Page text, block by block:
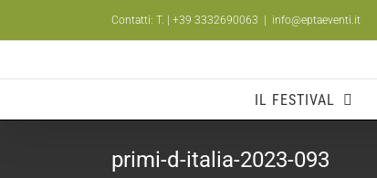
Contatti: T. | +39 3332690063 info@eptaeventi.it
IL FESTIVAL
primi-d-italia-2023-093